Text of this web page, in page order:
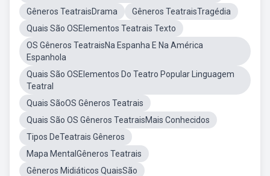
Gêneros TeatraisDrama
Gêneros TeatraisTragédia
Quais São OSElementos Teatrais Texto
OS Gêneros TeatraisNa Espanha E Na América
Espanhola
Quais São OSElementos Do Teatro Popular Linguagem
Teatral
Quais SãoOS Gêneros Teatrais
Quais São OS Gêneros TeatraisMais Conhecidos
Tipos DeTeatrais Gêneros
Mapa MentalGêneros Teatrais
Gêneros Midiáticos QuaisSão